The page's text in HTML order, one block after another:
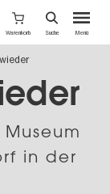
Menü
Warenkorb Suche
in der